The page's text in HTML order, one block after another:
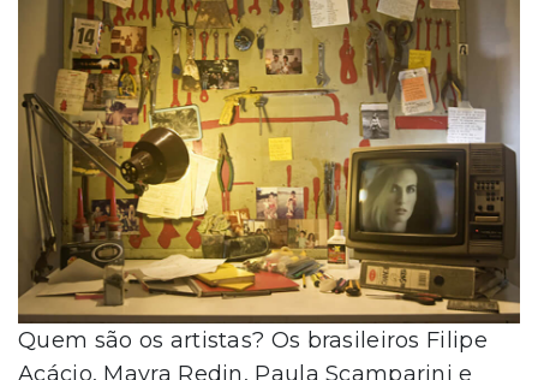
Quem são os artistas? Os brasileiros Filipe
Acácio, Mayra Redin, Paula Scamparini e